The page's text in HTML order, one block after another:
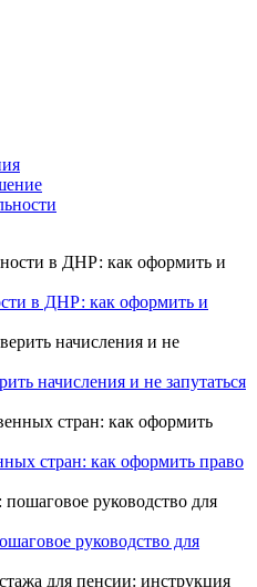
в ДНР: как оформить и
начисления и не запутаться
стран: как оформить право
руководство для